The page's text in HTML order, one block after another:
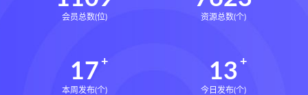
会员总数(位) 资源总数(个)
17
本周发布(个)
13
今日发布(个)